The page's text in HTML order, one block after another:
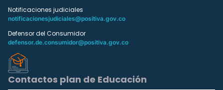
Notificaciones judiciales
notificacionesjudiciales@positiva.gov.co
Defensor del Consumidor
defensor.de.consumidor@positiva.gov.co
Contactos plan de Educación